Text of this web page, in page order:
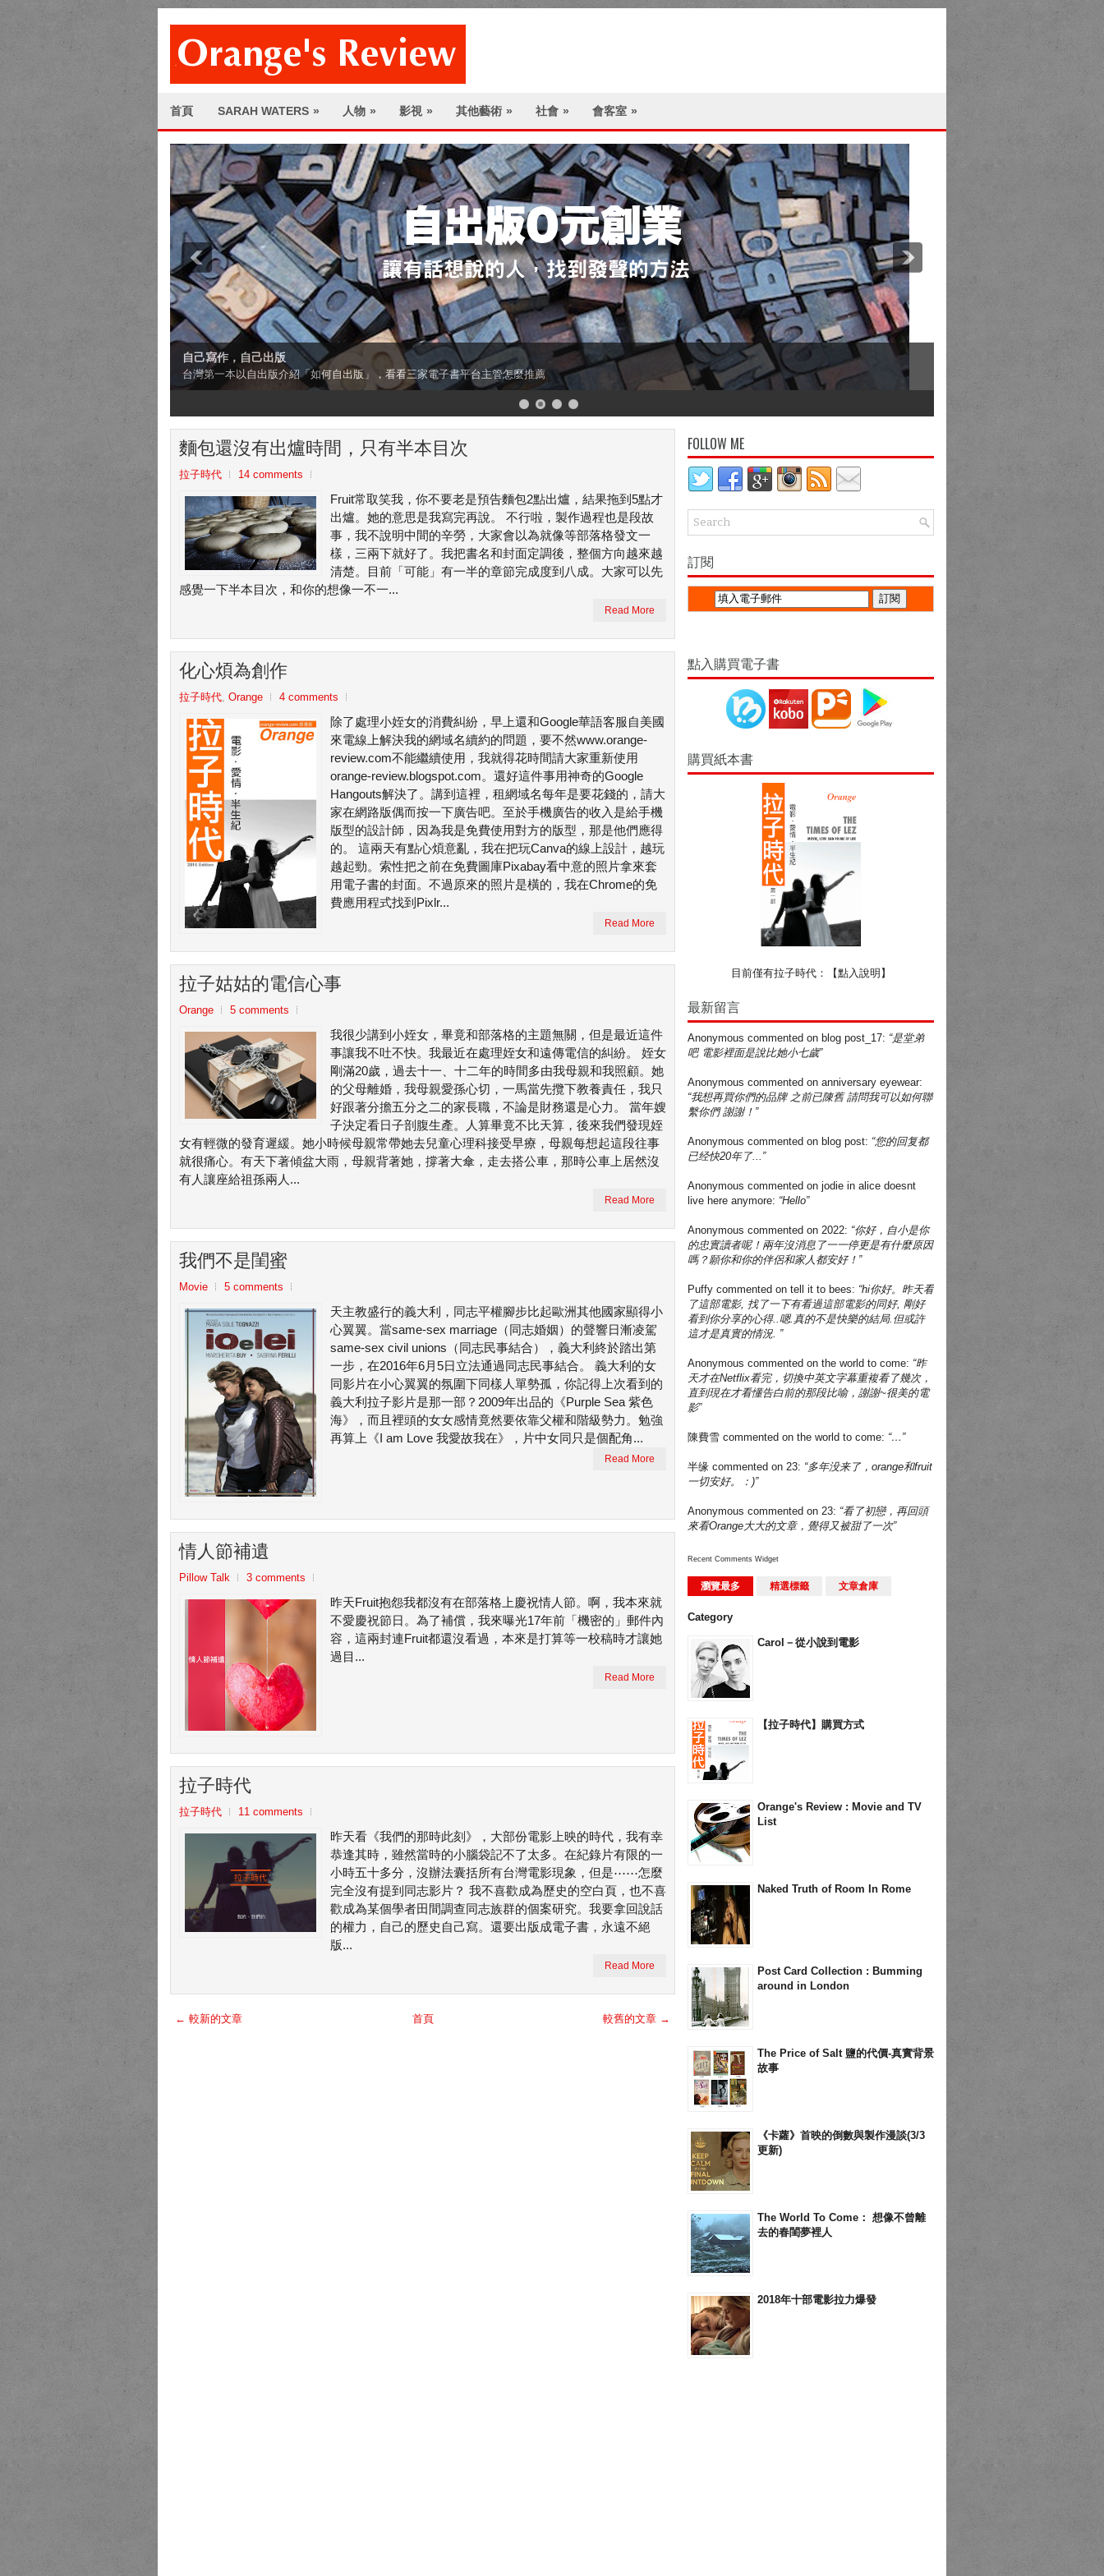
首頁 SARAH WATERS » 人物 » 影視 » 其他藝術 » 社會 » 會客室 »
自己寫作，自己出版
台灣第一本以自出版介紹「如何自出版」，看看三家電子書平台主管怎麼推薦
3
麵包還沒有出爐時間，只有半本目次
拉子時代 14 comments
Fruit常取笑我，你不要老是預告麵包2點出爐，結果拖到5點才
出爐。她的意思是我寫完再說。 不行啦，製作過程也是段故
事，我不說明中間的辛勞，大家會以為就像等部落格發文一
樣，三兩下就好了。我把書名和封面定調後，整個方向越來越
清楚。目前「可能」有一半的章節完成度到八成。大家可以先
感覺一下半本目次，和你的想像一不一...
Read More
化心煩為創作
拉子時代, Orange 4 comments
除了處理小姪女的消費糾紛，早上還和Google華語客服自美國
來電線上解決我的網域名續約的問題，要不然www.orange-
review.com不能繼續使用，我就得花時間請大家重新使用
orange-review.blogspot.com。還好這件事用神奇的Google
Hangouts解決了。講到這裡，租網域名每年是要花錢的，請大
家在網路版偶而按一下廣告吧。至於手機廣告的收入是給手機
版型的設計師，因為我是免費使用對方的版型，那是他們應得
的。 這兩天有點心煩意亂，我在把玩Canva的線上設計，越玩
越起勁。索性把之前在免費圖庫Pixabay看中意的照片拿來套
用電子書的封面。不過原來的照片是橫的，我在Chrome的免
費應用程式找到Pixlr...
Read More
拉子姑姑的電信心事
Orange 5 comments
我很少講到小姪女，畢竟和部落格的主題無關，但是最近這件
事讓我不吐不快。我最近在處理姪女和遠傳電信的糾紛。 姪女
剛滿20歲，過去十一、十二年的時間多由我母親和我照顧。她
的父母離婚，我母親愛孫心切，一馬當先攬下教養責任，我只
好跟著分擔五分之二的家長職，不論是財務還是心力。 當年嫂
子決定看日子剖腹生產。人算畢竟不比天算，後來我們發現姪
女有輕微的發育遲緩。她小時候母親常帶她去兒童心理科接受早療，母親每想起這段往事
就很痛心。有天下著傾盆大雨，母親背著她，撐著大傘，走去搭公車，那時公車上居然沒
有人讓座給祖孫兩人...
Read More
我們不是閨蜜
Movie 5 comments
天主教盛行的義大利，同志平權腳步比起歐洲其他國家顯得小
心翼翼。當same-sex marriage（同志婚姻）的聲響日漸凌駕
same-sex civil unions（同志民事結合），義大利終於踏出第
一步，在2016年6月5日立法通過同志民事結合。 義大利的女
同影片在小心翼翼的氛圍下同樣人單勢孤，你記得上次看到的
義大利拉子影片是那一部？2009年出品的《Purple Sea 紫色
海》，而且裡頭的女女感情竟然要依靠父權和階級勢力。勉強
再算上《I am Love 我愛故我在》，片中女同只是個配角...
Read More
情人節補遺
Pillow Talk 3 comments
昨天Fruit抱怨我都沒有在部落格上慶祝情人節。啊，我本來就
不愛慶祝節日。為了補償，我來曝光17年前「機密的」郵件內
容，這兩封連Fruit都還沒看過，本來是打算等一校稿時才讓她
過目...
Read More
拉子時代
拉子時代 11 comments
昨天看《我們的那時此刻》，大部份電影上映的時代，我有幸
恭逢其時，雖然當時的小腦袋記不了太多。在紀錄片有限的一
小時五十多分，沒辦法囊括所有台灣電影現象，但是⋯⋯怎麼
完全沒有提到同志影片？ 我不喜歡成為歷史的空白頁，也不喜
歡成為某個學者田間調查同志族群的個案研究。我要拿回說話
的權力，自己的歷史自己寫。還要出版成電子書，永遠不絕
版...
Read More
← 較新的文章 較舊的文章 →
首頁
FOLLOW ME
訂閱
點入購買電子書
購買紙本書
目前僅有拉子時代： 【點入說明】
最新留言
Anonymous commented on blog post_17: “是堂弟
吧 電影裡面是說比她小七歲”
Anonymous commented on anniversary eyewear:
“我想再買你們的品牌 之前已陳舊 請問我可以如何聯
繫你們 謝謝！”
Anonymous commented on blog post: “您的回复都
已经快20年了...”
Anonymous commented on jodie in alice doesnt
live here anymore: “Hello”
Anonymous commented on 2022: “你好，自小是你
的忠實讀者呢！兩年沒消息了一一停更是有什麼原因
嗎？願你和你的伴侶和家人都安好！”
Puffy commented on tell it to bees: “hi你好。昨天看
了這部電影, 找了一下有看過這部電影的同好, 剛好
看到你分享的心得..嗯.真的不是快樂的結局.但或許
這才是真實的情況. ”
Anonymous commented on the world to come: “昨
天才在Netflix看完，切換中英文字幕重複看了幾次，
直到現在才看懂告白前的那段比喻，謝謝~很美的電
影”
陳費雪 commented on the world to come: “…”
半缘 commented on 23: “多年没来了，orange和fruit
一切安好。：)”
Anonymous commented on 23: “看了初戀，再回頭
來看Orange大大的文章，覺得又被甜了一次”
Recent Comments Widget
瀏覽最多 精選標籤 文章倉庫
Category
Carol－從小說到電影
【拉子時代】購買方式
Orange's Review : Movie and TV
List
Naked Truth of Room In Rome
Post Card Collection : Bumming
around in London
The Price of Salt 鹽的代價-真實背景
故事
《卡蘿》首映的倒數與製作漫談(3/3
更新)
The World To Come： 想像不曾離
去的春閨夢裡人
2018年十部電影拉力爆發